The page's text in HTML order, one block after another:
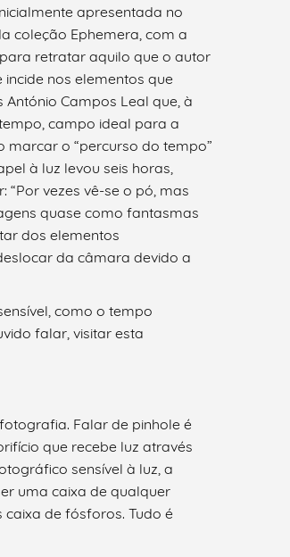
apresentada no
coleção Ephemera, com a
retratar aquilo que o autor
nos elementos que
Campos Leal que, à
campo ideal para a
marcar o “percurso do tempo”
à luz levou seis horas,
vezes vê-se o pó, mas
quase como fantasmas
dos elementos
da câmara devido a
como o tempo
falar, visitar esta
Falar de pinhole é
que recebe luz através
sensível à luz, a
uma caixa de qualquer
de fósforos. Tudo é